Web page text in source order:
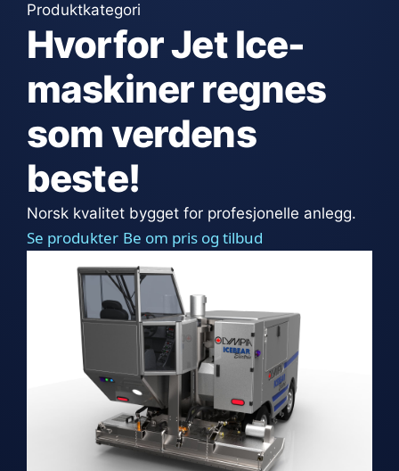
Produktkategori
Hvorfor Jet Ice-
maskiner regnes
som verdens
beste!
Norsk kvalitet bygget for profesjonelle anlegg.
Se produkter Be om pris og tilbud